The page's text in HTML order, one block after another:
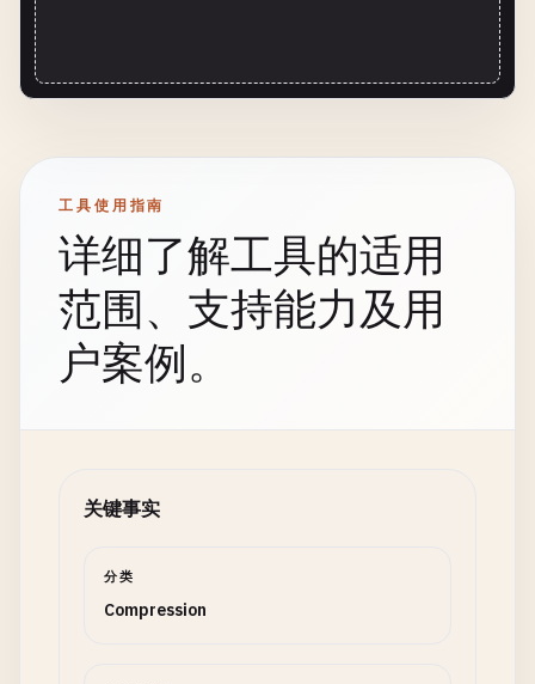
工具使用指南
详细了解工具的适用
范围、支持能力及用
户案例。
关键事实
分类
Compression